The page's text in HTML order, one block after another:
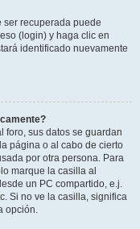
ser recuperada puede
(login) y haga clic en
identificado nuevamente
foro, sus datos se guardan
página o al cabo de cierto
por otra persona. Para
marque la casilla al
un PC compartido, e.j.
Si no ve la casilla, significa
opción.